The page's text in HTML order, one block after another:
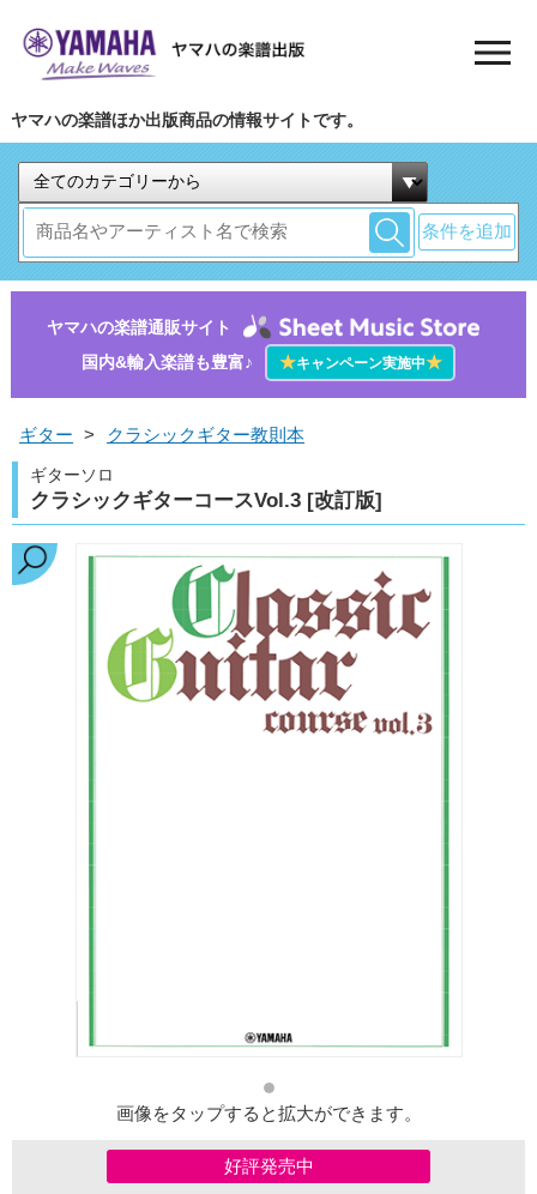
ヤマハの楽譜ほか出版商品の情報サイトです。
条件を追加
ヤマハの楽譜通販サイト
国内&輸入楽譜も豊富♪
★キャンペーン実施中★
ギター > クラシックギター教則本
ギターソロ
クラシックギターコースVol.3 [改訂版]
画像をタップすると拡大ができます。
好評発売中